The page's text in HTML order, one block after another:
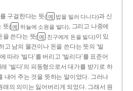
구걸한다는 뜻( 예 밥을 빌러 다니다)과 신
뜻( 예 하늘에 소원을 빌다), 그리고 나중에
을 쓴다는 뜻( 예 친구에게 돈을 빌다)이 있
고 남의 물건이나 돈을 쓴다는 뜻의 ‘빌
따라 ‘빌다’를 버리고 ‘빌리다’를 표준어
‘빌다’의 피동형으로서 대가를 받기로 하
내어 주는 것을 뜻하는 말이었다. 그러나
의 의미는 잃어버리게 되었다. 그래서 원